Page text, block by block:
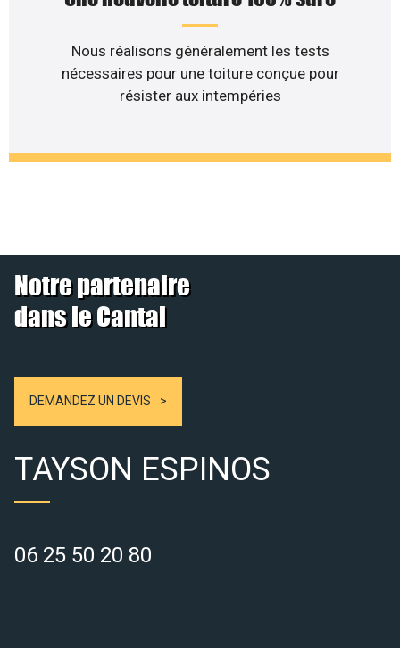
Nous réalisons généralement les tests
nécessaires pour une toiture conçue pour
résister aux intempéries
Notre partenaire
dans le Cantal
DEMANDEZ UN DEVIS
TAYSON ESPINOS
06 25 50 20 80